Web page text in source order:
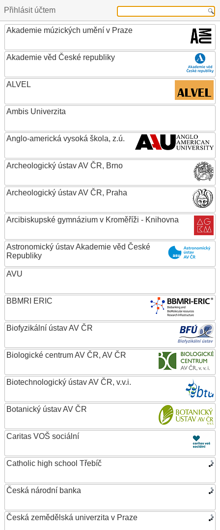
Přihlásit účtem
Akademie múzických umění v Praze
Akademie věd České republiky
ALVEL
Ambis Univerzita
Anglo-americká vysoká škola, z.ú.
Archeologický ústav AV ČR, Brno
Archeologický ústav AV ČR, Praha
Arcibiskupské gymnázium v Kroměříži - Knihovna
Astronomický ústav Akademie věd České
Republiky
AVU
BBMRI ERIC
Biofyzikální ústav AV ČR
Biologické centrum AV ČR, AV ČR
Biotechnologický ústav AV ČR, v.v.i.
Botanický ústav AV ČR
Caritas VOŠ sociální
Catholic high school Třebíč
Česká národní banka
Česká zemědělská univerzita v Praze